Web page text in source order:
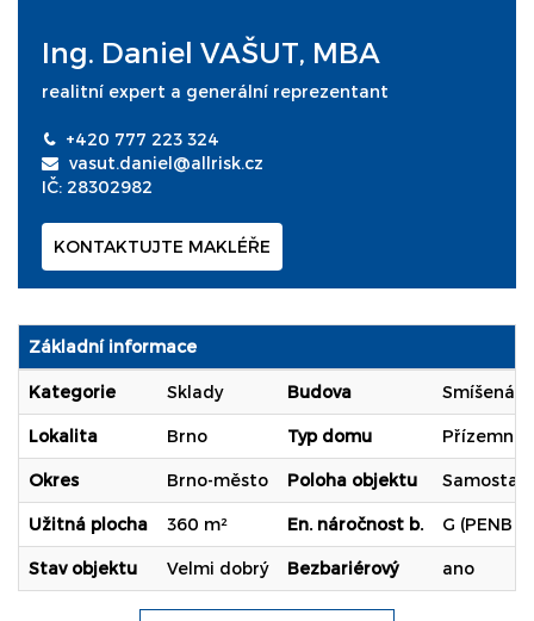
Ing. Daniel VAŠUT, MBA
realitní expert a generální reprezentant
+420 777 223 324
vasut.daniel@allrisk.cz
IČ: 28302982
KONTAKTUJTE MAKLÉŘE
Základní informace
Kategorie Sklady Budova Smíšená
Lokalita Brno Typ domu Přízemní
Okres Brno-město Poloha objektu
Užitná plocha 360 m² En. náročnost b. G (PENB
Stav objektu Velmi dobrý Bezbariérový ano